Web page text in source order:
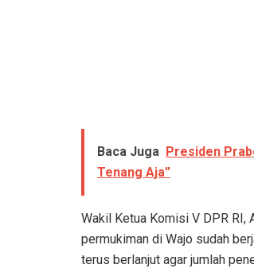
Baca Juga Presiden
Tenang Aja”
Wakil Ketua Komisi V DPR RI,
permukiman di Wajo sudah
terus berlanjut agar jumlah